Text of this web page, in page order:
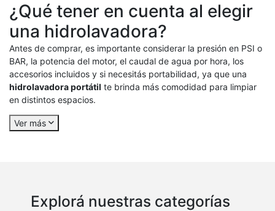
¿Qué tener en cuenta al elegir
una hidrolavadora?
Antes de comprar, es importante considerar la presión en PSI o
BAR, la potencia del motor, el caudal de agua por hora, los
accesorios incluidos y si necesitás portabilidad, ya que una
hidrolavadora portátil te brinda más comodidad para limpiar
en distintos espacios.
Ver más
Explorá nuestras categorías